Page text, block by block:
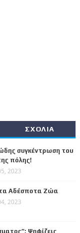
ΣΧΟΛΙΑ
συγκέντρωση του
πόλης!
2023
Αδέσποτα Ζώα
2023
Ψηφίζεις